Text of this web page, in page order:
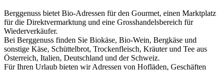
Berggenuss bietet Bio-Adressen für den Gourmet, einen Marktplatz
für die Direktvermarktung und eine Grosshandelsbereich für
Wiederverkäufer.
Bei Berggenuss finden Sie Biokäse, Bio-Wein, Bergkäse und
sonstige Käse, Schüttelbrot, Trockenfleisch, Kräuter und Tee aus
Österreich, Italien, Deutschland und der Schweiz.
Für Ihren Urlaub bieten wir Adressen von Hofläden, Geschäften